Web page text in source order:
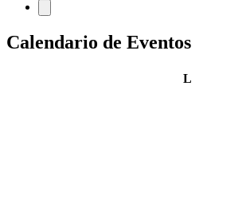
Calendario de Eventos
Llunes